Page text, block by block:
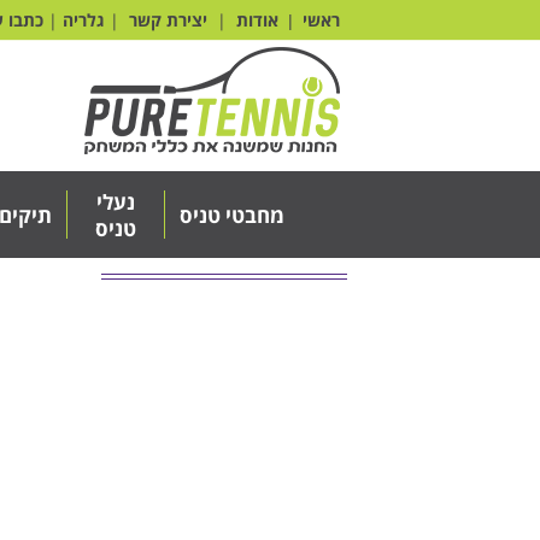
ראשי | אודות | יצירת קשר | גלריה | כתבו
מחבטי טניס
נעלי
טניס
תיקים